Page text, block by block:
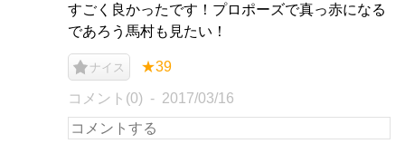
すごく良かったです！プロポーズで真っ赤になる
であろう馬村も見たい！
ナイス ★39
コメント(0) 2017/03/16